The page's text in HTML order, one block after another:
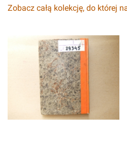
Zobacz całą kolekcję, do której